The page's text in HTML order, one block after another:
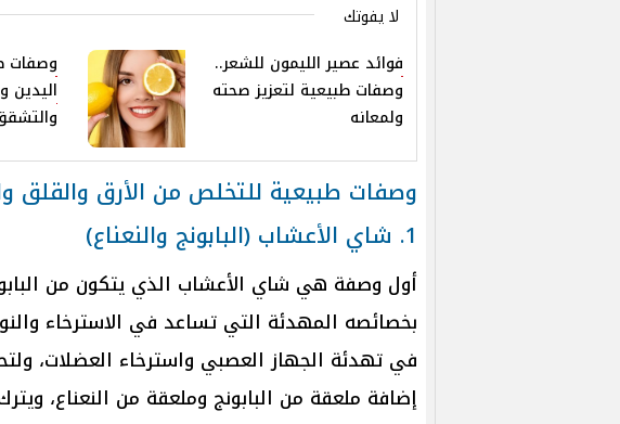
لا يفوتك
فوائد عصير الليمون للشعر..
وصفات طبيعية لتعزيز صحته
ولمعانه
وصفات
اليدين
وصفات طبيعية للتخلص من الأرق والقلق
1. شاي الأعشاب (البابونج والنعناع)
أول وصفة هي شاي الأعشاب الذي يتكون من
بخصائصه المهدئة التي تساعد في الاسترخاء
في تهدئة الجهاز العصبي واسترخاء العضلات،